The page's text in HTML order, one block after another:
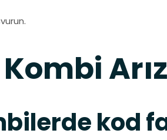
kod